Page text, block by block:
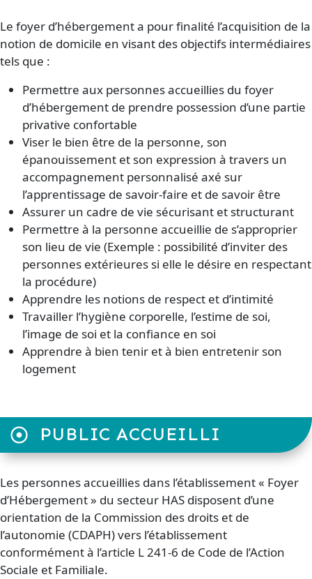
Le foyer d’hébergement a pour finalité l’acquisition de la
notion de domicile en visant des objectifs intermédiaires
tels que :
Permettre aux personnes accueillies du foyer
d’hébergement de prendre possession d’une partie
privative confortable
Viser le bien être de la personne, son
épanouissement et son expression à travers un
accompagnement personnalisé axé sur
l’apprentissage de savoir-faire et de savoir être
Assurer un cadre de vie sécurisant et structurant
Permettre à la personne accueillie de s’approprier
son lieu de vie (Exemple : possibilité d’inviter des
personnes extérieures si elle le désire en respectant
la procédure)
Apprendre les notions de respect et d’intimité
Travailler l’hygiène corporelle, l’estime de soi,
l’image de soi et la confiance en soi
Apprendre à bien tenir et à bien entretenir son
logement
PUBLIC ACCUEILLI
Les personnes accueillies dans l’établissement « Foyer
d’Hébergement » du secteur HAS disposent d’une
orientation de la Commission des droits et de
l’autonomie (CDAPH) vers l’établissement
conformément à l’article L 241-6 de Code de l’Action
Sociale et Familiale.